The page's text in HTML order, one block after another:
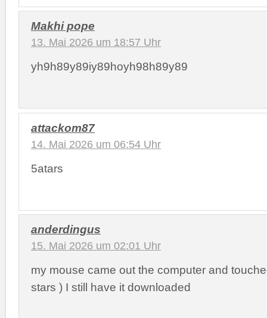
Makhi pope
13. Mai 2026 um 18:57 Uhr
yh9h89y89iy89hoyh98h89y89
attackom87
14. Mai 2026 um 06:54 Uhr
5atars
anderdingus
15. Mai 2026 um 02:01 Uhr
my mouse came out the computer and
stars ) I still have it downloaded